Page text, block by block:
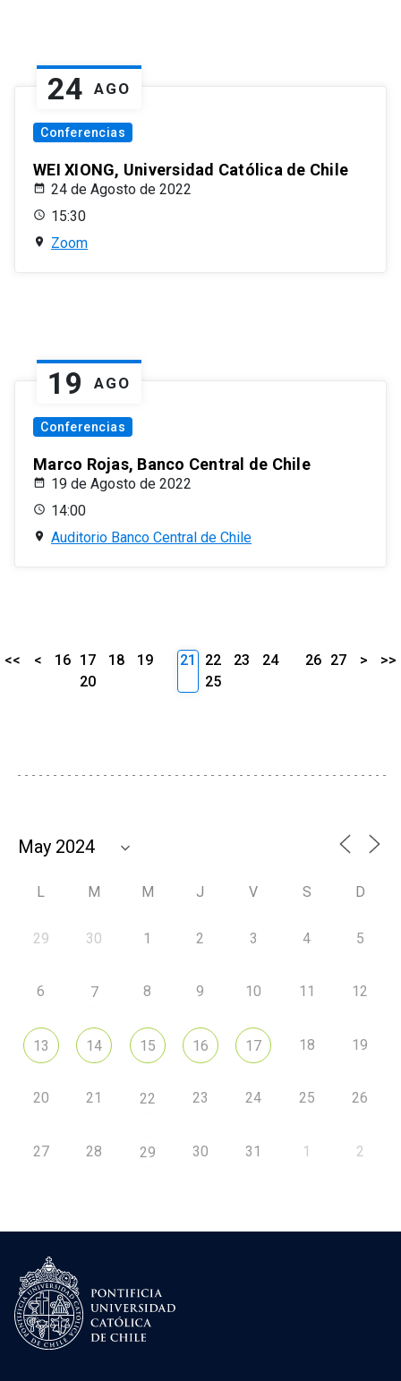
24 AGO
Conferencias
WEI XIONG, Universidad Católica de Chile
24 de Agosto de 2022
15:30
Zoom
19 AGO
Conferencias
Marco Rojas, Banco Central de Chile
19 de Agosto de 2022
14:00
Auditorio Banco Central de Chile
<< < 16 17 18
19
20
21 22 23
24
25
26 27 > >>
L M M J V S D
29 30 1 2 3 4 5
6 7 8 9 10 11 12
13 14 15 16 17 18 19
20 21 22 23 24 25 26
27 28 29 30 31 1 2